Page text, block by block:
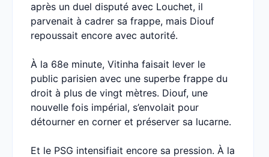
après un duel disputé avec Louchet, il
parvenait à cadrer sa frappe, mais Diouf
repoussait encore avec autorité.
À la 68e minute, Vitinha faisait lever le
public parisien avec une superbe frappe du
droit à plus de vingt mètres. Diouf, une
nouvelle fois impérial, s’envolait pour
détourner en corner et préserver sa lucarne.
Et le PSG intensifiait encore sa pression. À la